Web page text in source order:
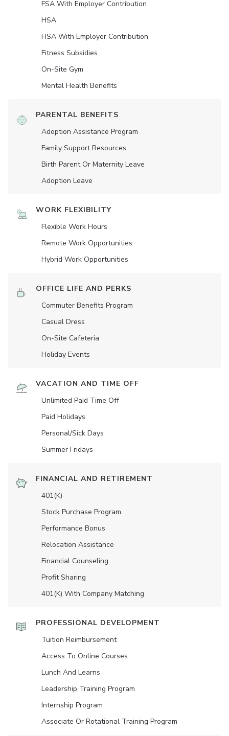
FSA With Employer Contribution
HSA
HSA With Employer Contribution
Fitness Subsidies
On-Site Gym
Mental Health Benefits
PARENTAL BENEFITS
Adoption Assistance Program
Family Support Resources
Birth Parent Or Maternity Leave
Adoption Leave
WORK FLEXIBILITY
Flexible Work Hours
Remote Work Opportunities
Hybrid Work Opportunities
OFFICE LIFE AND PERKS
Commuter Benefits Program
Casual Dress
On-Site Cafeteria
Holiday Events
VACATION AND TIME OFF
Unlimited Paid Time Off
Paid Holidays
Personal/Sick Days
Summer Fridays
FINANCIAL AND RETIREMENT
401(K)
Stock Purchase Program
Performance Bonus
Relocation Assistance
Financial Counseling
Profit Sharing
401(K) With Company Matching
PROFESSIONAL DEVELOPMENT
Tuition Reimbursement
Access To Online Courses
Lunch And Learns
Leadership Training Program
Internship Program
Associate Or Rotational Training Program